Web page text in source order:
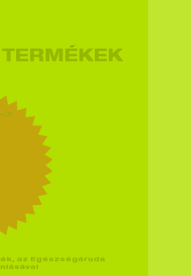
az Egészségáruda